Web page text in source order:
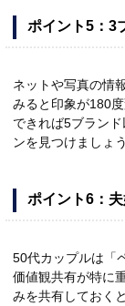
ポイント5：3
ネットや写真の情
みると印象が180
できれば5ブラン
ンを見つけましょう
ポイント6：
50代カップルは「
価値観共有が特に
みを共有しておく